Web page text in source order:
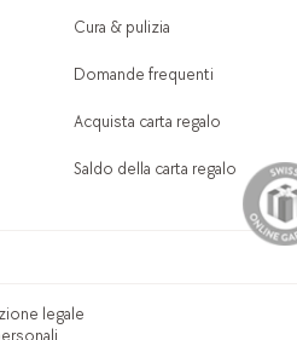
Cura & pulizia
Domande frequenti
Acquista carta regalo
Saldo della carta regalo
legale